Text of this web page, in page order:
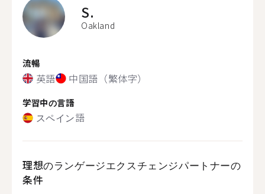
S.
Oakland
流暢
英語 中国語（繁体字）
学習中の言語
スペイン語
理想のランゲージエクスチェンジパートナーの
条件